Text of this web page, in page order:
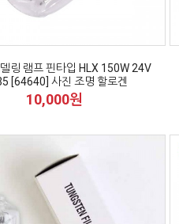
링 램프 핀타입 HLX 150W 24V
[64640] 사진 조명 할로겐
10,000원